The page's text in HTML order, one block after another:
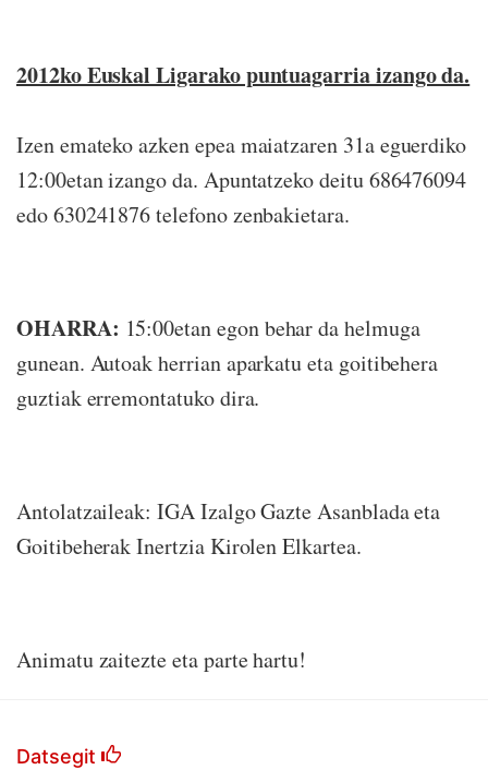
2012ko Euskal Ligarako puntuagarria izango da.
Izen emateko azken epea maiatzaren 31a eguerdiko
12:00etan izango da. Apuntatzeko deitu 686476094
edo 630241876 telefono zenbakietara.
OHARRA: 15:00etan egon behar da helmuga
gunean. Autoak herrian aparkatu eta goitibehera
guztiak erremontatuko dira.
Antolatzaileak: IGA Izalgo Gazte Asanblada eta
Goitibeherak Inertzia Kirolen Elkartea.
Animatu zaitezte eta parte hartu!
Datsegit